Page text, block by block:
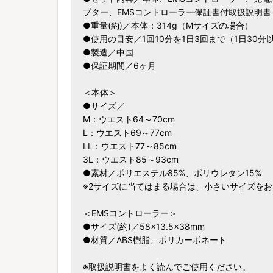
プター、EMSコントローラー保証書付取扱説明書
●重量(約)／本体：314g（Mサイズの場合）
●使用の目安／1回10分を1日3回まで（1日30分
●製造／中国
●保証期間／6ヶ月
＜本体＞
●サイズ／
M：ウエスト64～70cm
L：ウエスト69～77cm
LL：ウエスト77～85cm
3L：ウエスト85～93cm
●素材／ポリエステル85%、ポリウレタン15%
※2サイズに当てはまる場合は、小さいサイズを
＜EMSコントローラー＞
●サイズ(約)／58×13.5×38mm
●材質／ABS樹脂、ポリカーボネート
※取扱説明書をよく読んでご使用ください。